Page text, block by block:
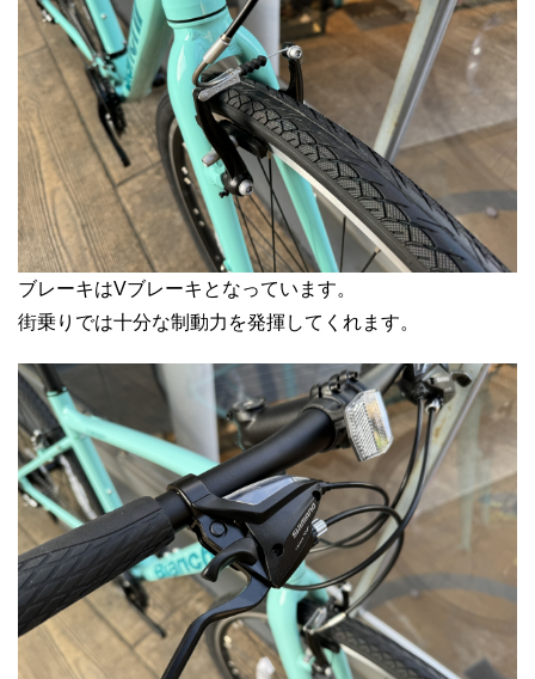
ブレーキはVブレーキとなっています。
街乗りでは十分な制動力を発揮してくれます。